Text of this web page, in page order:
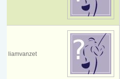
liamvanzet